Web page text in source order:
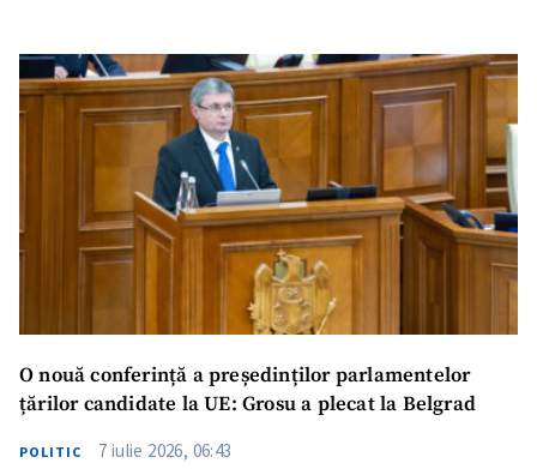
O nouă conferință a președinților parlamentelor
țărilor candidate la UE: Grosu a plecat la Belgrad
POLITIC 7 iulie 2026, 06:43